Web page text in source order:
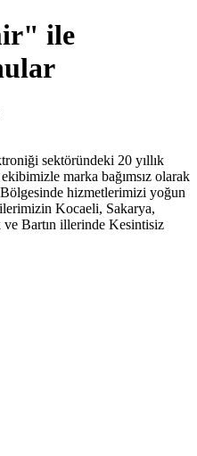
ile
sektöründeki 20 yıllık
marka bağımsız olarak
hizmetlerimizi yoğun
Kocaeli, Sakarya,
Bartın illerinde Kesintisiz